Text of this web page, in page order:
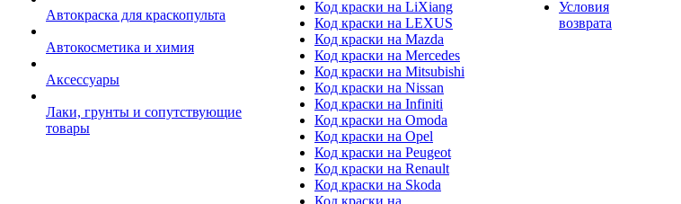
Автокраска для краскопульта
Автокосметика и химия
Аксессуары
Лаки, грунты и сопутствующие
товары
Код краски на LiXiang
Код краски на LEXUS
Код краски на Mazda
Код краски на Mercedes
Код краски на Mitsubishi
Код краски на Nissan
Код краски на Infiniti
Код краски на Omoda
Код краски на Opel
Код краски на Peugeot
Код краски на Renault
Код краски на Skoda
Код краски на
Условия
возврата